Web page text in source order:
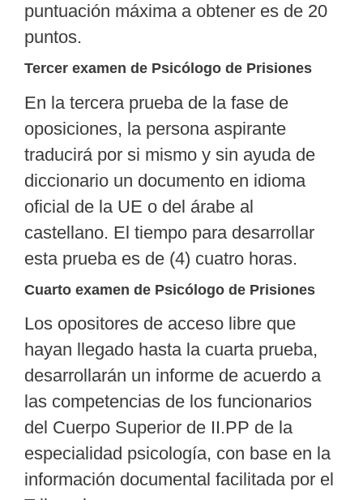
puntuación máxima a obtener es de 20
puntos.
Tercer examen de Psicólogo de Prisiones
En la tercera prueba de la fase de
oposiciones, la persona aspirante
traducirá por si mismo y sin ayuda de
diccionario un documento en idioma
oficial de la UE o del árabe al
castellano. El tiempo para desarrollar
esta prueba es de (4) cuatro horas.
Cuarto examen de Psicólogo de Prisiones
Los opositores de acceso libre que
hayan llegado hasta la cuarta prueba,
desarrollarán un informe de acuerdo a
las competencias de los funcionarios
del Cuerpo Superior de II.PP de la
especialidad psicología, con base en la
información documental facilitada por el